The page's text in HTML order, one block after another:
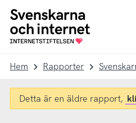
navigation
innehåll
To
startpage
Hem Rapporter
Detta är en äldre rapport,